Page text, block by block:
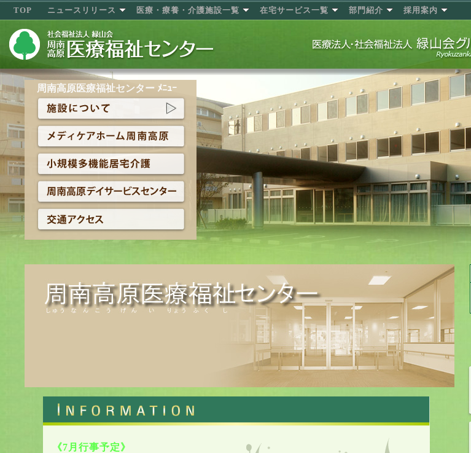
周南高原医療福祉センター ﾒﾆｭｰ
TOP ニュースリリース 医療・療養・介護施設一覧 在宅サービス一覧 部門紹介 採用案内
《7月行事予定》